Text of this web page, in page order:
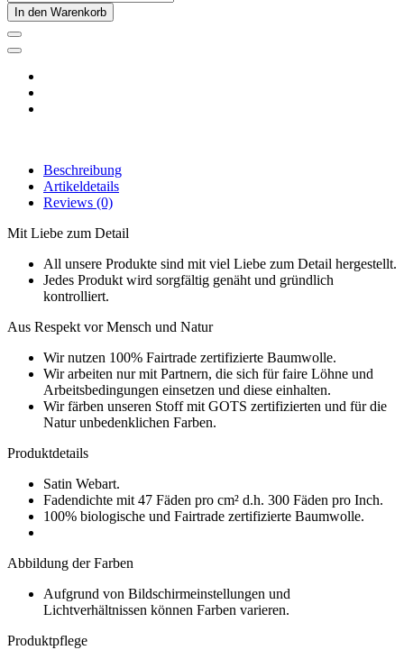
In den Warenkorb
Beschreibung
Artikeldetails
Reviews (0)
Mit Liebe zum Detail
All unsere Produkte sind mit viel Liebe zum Detail hergestellt.
Jedes Produkt wird sorgfältig genäht und gründlich
kontrolliert.
Aus Respekt vor Mensch und Natur
Wir nutzen 100% Fairtrade zertifizierte Baumwolle.
Wir arbeiten nur mit Partnern, die sich für faire Löhne und
Arbeitsbedingungen einsetzen und diese einhalten.
Wir färben unseren Stoff mit GOTS zertifizierten und für die
Natur unbedenklichen Farben.
Produktdetails
Satin Webart.
Fadendichte mit 47 Fäden pro cm² d.h. 300 Fäden pro Inch.
100% biologische und Fairtrade zertifizierte Baumwolle.
Abbildung der Farben
Aufgrund von Bildschirmeinstellungen und
Lichtverhältnissen können Farben varieren.
Produktpflege